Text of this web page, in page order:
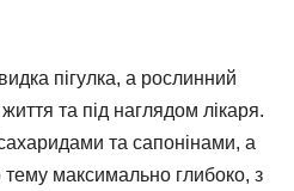
пігулка, а рослинний
та під наглядом лікаря.
та сапонінами, а
максимально глибоко, з